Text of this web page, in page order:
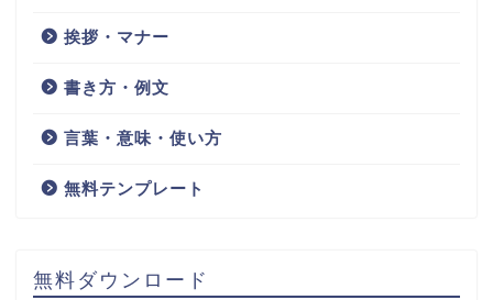
挨拶・マナー
書き方・例文
言葉・意味・使い方
無料テンプレート
無料ダウンロード